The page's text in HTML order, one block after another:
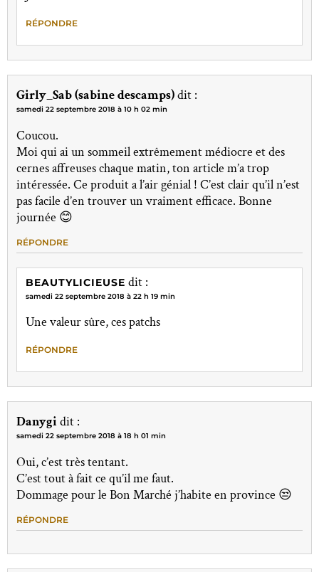
RÉPONDRE
Girly_Sab (sabine descamps)dit :
samedi 22 septembre 2018 à 10 h 02 min
Coucou.
Moi qui ai un sommeil extrêmement médiocre et des
cernes affreuses chaque matin, ton article m’a trop
intéressée. Ce produit a l’air génial ! C’est clair qu’il n’est
pas facile d’en trouver un vraiment efficace. Bonne
journée 😊
RÉPONDRE
BEAUTYLICIEUSE dit :
samedi 22 septembre 2018 à 22 h 19 min
Une valeur sûre, ces patchs
RÉPONDRE
Danygidit :
samedi 22 septembre 2018 à 18 h 01 min
Oui, c’est très tentant.
C’est tout à fait ce qu’il me faut.
Dommage pour le Bon Marché j’habite en province 😒
RÉPONDRE